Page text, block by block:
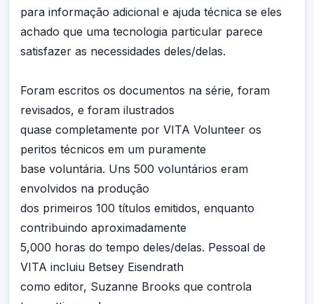
para informação adicional e ajuda técnica se eles
achado que uma tecnologia particular parece
satisfazer as necessidades deles/delas.
Foram escritos os documentos na série, foram
revisados, e foram ilustrados
quase completamente por VITA Volunteer os
peritos técnicos em um puramente
base voluntária. Uns 500 voluntários eram
envolvidos na produção
dos primeiros 100 títulos emitidos, enquanto
contribuindo aproximadamente
5,000 horas do tempo deles/delas. Pessoal de
VITA incluiu Betsey Eisendrath
como editor, Suzanne Brooks que controla